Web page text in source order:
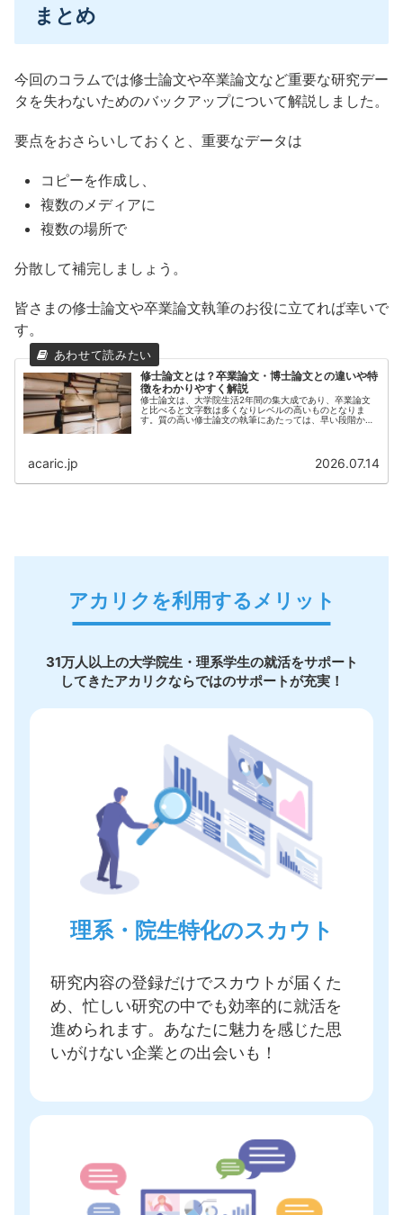
まとめ
今回のコラムでは修士論文や卒業論文など重要な研究デー
タを失わないためのバックアップについて解説しました。
要点をおさらいしておくと、重要なデータは
コピーを作成し、
複数のメディアに
複数の場所で
分散して補完しましょう。
皆さまの修士論文や卒業論文執筆のお役に立てれば幸いで
す。
修士論文とは？卒業論文・博士論文との違いや特
徴をわかりやすく解説
修士論文は、大学院生活2年間の集大成であり、卒業論文
と比べると文字数は多くなりレベルの高いものとなりま
す。質の高い修士論文の執筆にあたっては、早い段階から
acaric.jp 2026.07.14
アカリクを利用するメリット
31万人以上の大学院生・理系学生の就活をサポート
してきたアカリクならではのサポートが充実！
理系・院生特化のスカウト
研究内容の登録だけでスカウトが届く た
め、忙しい研究の中でも効率的に就活を
進められます。あなたに魅力を感じた思
いがけない企業との出会いも！